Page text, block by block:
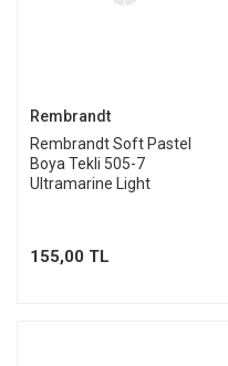
Rembrandt
Rembrandt Soft Pastel
Boya Tekli 505-7
Ultramarine Light
155,00 TL